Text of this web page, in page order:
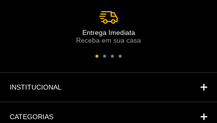
Entrega Imediata
Receba em sua casa
INSTITUCIONAL
CATEGORIAS